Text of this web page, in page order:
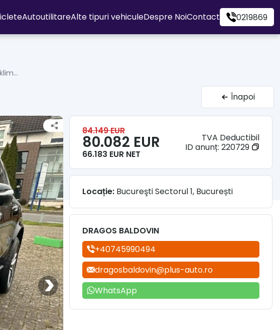
AutoutilitareAlte tipuri vehiculeDespre NoiContact 0219869
Înapoi
84.149 EUR
80.082 EUR
66.183 EUR NET
TVA Deductibil
ID anunț: 220729
Locație: Bucureşti Sectorul 1, București
DRAGOS BALDOVIN
+40745990494
dragosbaldovin@plus-auto.ro
WhatsApp